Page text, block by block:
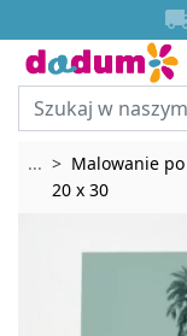

... Rozwiń
Malowanie
20 x 30